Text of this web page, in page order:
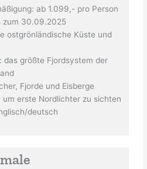
ab 1.099,- pro Person
zum 30.09.2025
ostgrönländische Küste und
das größte Fjordsystem der
Fjorde und Eisberge
um erste Nordlichter zu sichten
deutsch